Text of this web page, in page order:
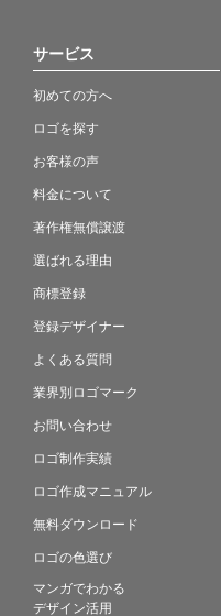
サービス
初めての方へ
ロゴを探す
お客様の声
料金について
著作権無償譲渡
選ばれる理由
商標登録
登録デザイナー
よくある質問
業界別ロゴマーク
お問い合わせ
ロゴ制作実績
ロゴ作成マニュアル
無料ダウンロード
ロゴの色選び
マンガでわかる
デザイン活用